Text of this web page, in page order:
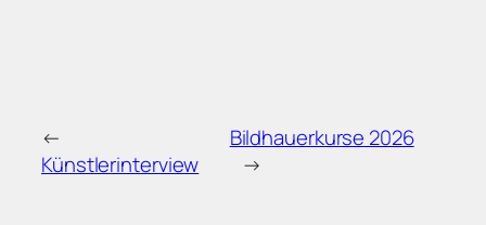
←
Künstlerinterview
Bildhauerkurse 2026
→